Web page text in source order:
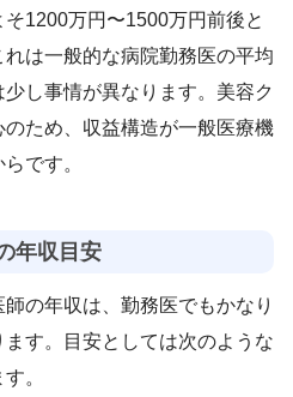
1200万円〜1500万円前後と
は一般的な病院勤務医の平均
し事情が異なります。美容ク
ため、収益構造が一般医療機
です。
年収目安
の年収は、勤務医でもかなり
す。目安としては次のような
。